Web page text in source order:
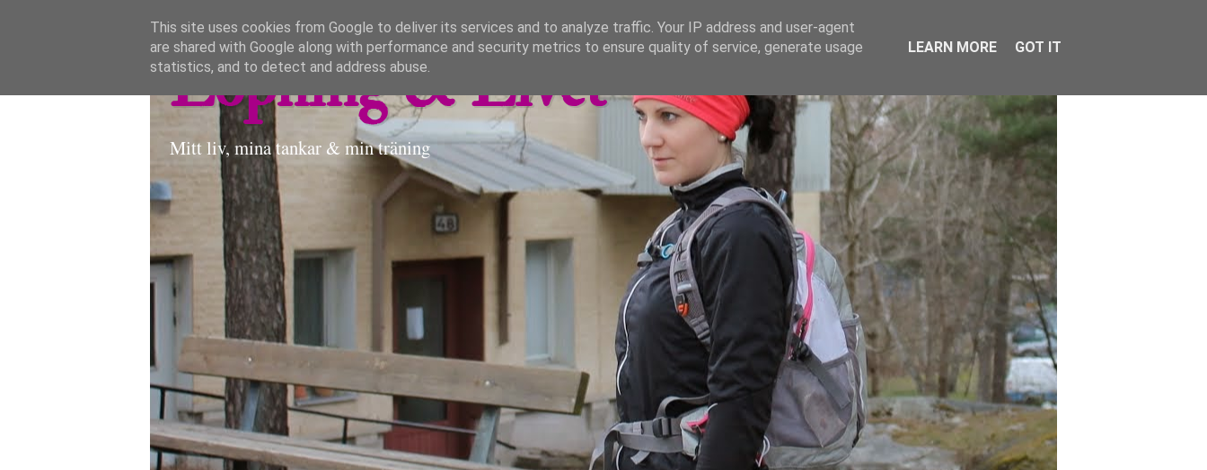
Löpning & Livet
Mitt liv, mina tankar & min träning
This site uses cookies from Google to deliver its services and to analyze traffic. Your IP address and user-agent
are shared with Google along with performance and security metrics to ensure quality of service, generate usage
statistics, and to detect and address abuse.
LEARN MORE GOT IT